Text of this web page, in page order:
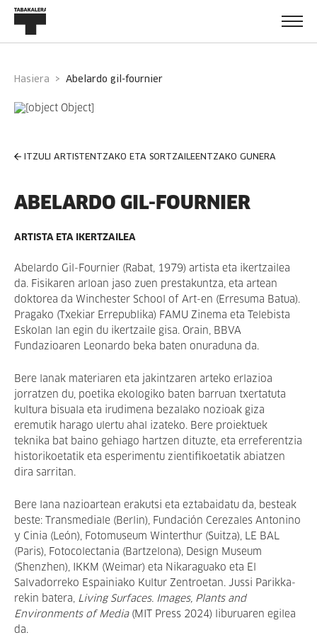
Hasiera abelardo gil-fournier
ITZULI ARTISTENTZAKO ETA SORTZAILEENTZAKO GUNERA
ABELARDO GIL-FOURNIER
ARTISTA ETA IKERTZAILEA
Abelardo Gil-Fournier (Rabat, 1979) artista eta ikertzailea
da. Fisikaren arloan jaso zuen prestakuntza, eta artean
doktorea da Winchester School of Art-en (Erresuma Batua).
Pragako (Txekiar Errepublika) FAMU Zinema eta Telebista
Eskolan lan egin du ikertzaile gisa. Orain, BBVA
Fundazioaren Leonardo beka baten onuraduna da.
Bere lanak materiaren eta jakintzaren arteko erlazioa
jorratzen du, poetika ekologiko baten barruan txertatuta
kultura bisuala eta irudimena bezalako nozioak giza
eremutik harago ulertu ahal izateko. Bere proiektuek
teknika bat baino gehiago hartzen dituzte, eta erreferentzia
historikoetatik eta esperimentu zientifikoetatik abiatzen
dira sarritan.
Bere lana nazioartean erakutsi eta eztabaidatu da, besteak
beste: Transmediale (Berlin), Fundación Cerezales Antonino
y Cinia (León), Fotomuseum Winterthur (Suitza), LE BAL
(Paris), Fotocolectania (Bartzelona), Design Museum
(Shenzhen), IKKM (Weimar) eta Nikaraguako eta El
Salvadorreko Espainiako Kultur Zentroetan. Jussi Parikka-
rekin batera, Living Surfaces. Images, Plants and
Environments of Media(MIT Press 2024) liburuaren egilea
da.